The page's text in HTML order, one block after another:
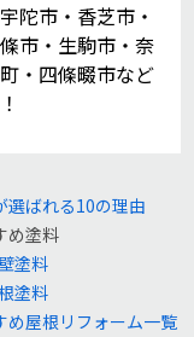
陀市・香芝市・
市・生駒市・奈
・四條畷市など
選ばれる10の理由
め塗料
塗料
塗料
め屋根リフォーム一覧